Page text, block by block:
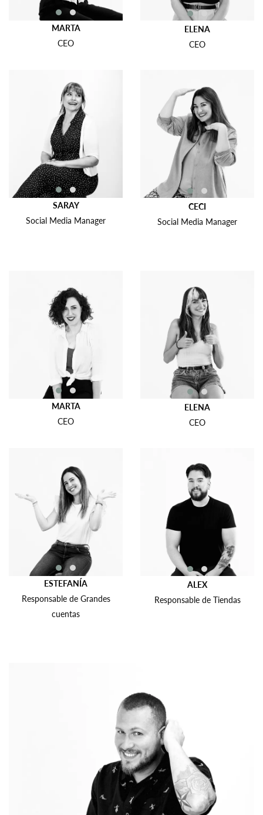
MARTA
CEO
ELENA
CEO
SARAY
Social Media Manager
CECI
Social Media Manager
MARTA
CEO
ELENA
CEO
ESTEFANÍA
Responsable de Grandes
cuentas
ALEX
Responsable de Tiendas